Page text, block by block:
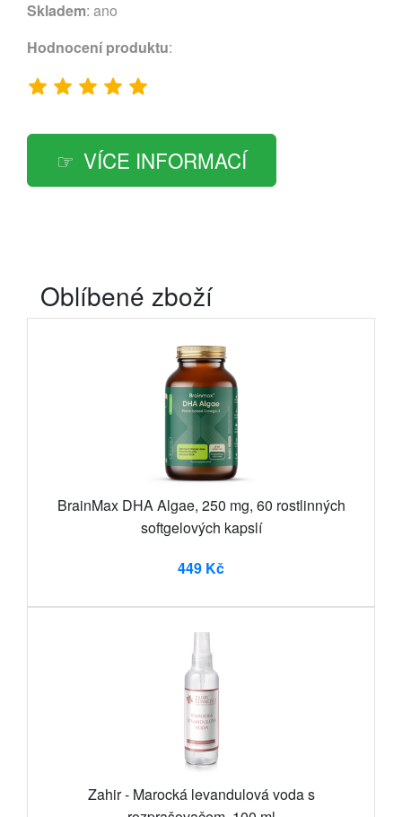
Skladem: ano
Hodnocení produktu:
VÍCE INFORMACÍ
Oblíbené zboží
BrainMax DHA Algae, 250 mg, 60 rostlinných
softgelových kapslí
449 Kč
Zahir - Marocká levandulová voda s